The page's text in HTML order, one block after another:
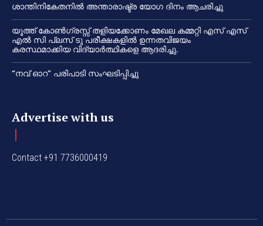
ശാന്തിനികേതനിൽ അന്താരാഷ്ട്ര യോഗ ദിനം ആചരിച്ചു
യൂത്ത് കോൺഗ്രസ്സ് തളിയക്കോണം മേഖല കമ്മറ്റി എസ് എസ്
എൽ സി പ്ലസ് ടു പരീക്ഷകളിൽ ഉന്നതവിജയം
കരസ്ഥമാക്കിയ വിദ്യാർത്ഥികളെ ആദരിച്ചു.
“നവ് ഓറ” പരിപാടി സംഘടിപ്പിച്ചു
Advertise with us
Contact +91 7736000419